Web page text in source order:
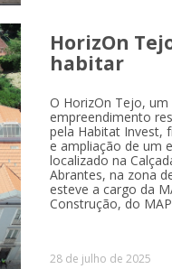
HorizOn
habitar
O HorizOn Tejo, um
empreendimento
pela Habitat Invest,
e ampliação de um
localizado na
Abrantes, na zona
esteve a cargo da
Construção, do
28 de julho de 2025